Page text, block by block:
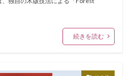
続きを読む